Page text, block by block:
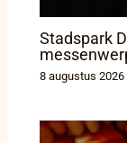
Stadspark
8 augustus 2026